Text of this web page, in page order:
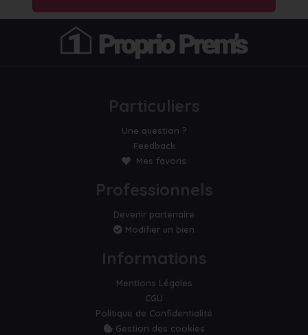
Particuliers
Une question ?
Feedback
Mes favoris
Professionnels
Devenir partenaire
Modifier un bien
Informations
Mentions Légales
CGU
Politique de Confidentialité
Gestion des cookies